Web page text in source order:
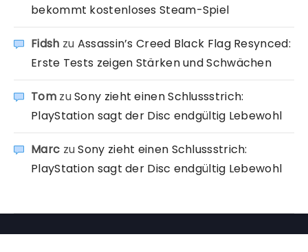
bekommt kostenloses Steam-Spiel
Fidsh zu Assassin’s Creed Black Flag Resynced:
Erste Tests zeigen Stärken und Schwächen
TomzuSony zieht einen Schlussstrich:
PlayStation sagt der Disc endgültig Lebewohl
Marc zuSony zieht einen Schlussstrich:
PlayStation sagt der Disc endgültig Lebewohl